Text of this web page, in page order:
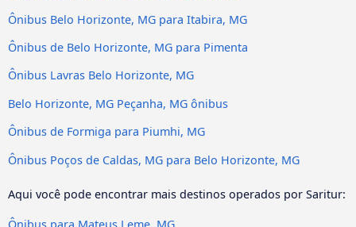
Ônibus Belo Horizonte, MG para Itabira, MG
Ônibus de Belo Horizonte, MG para Pimenta
Ônibus Lavras Belo Horizonte, MG
Belo Horizonte, MG Peçanha, MG ônibus
Ônibus de Formiga para Piumhi, MG
Ônibus Poços de Caldas, MG para Belo Horizonte, MG
Aqui você pode encontrar mais destinos operados por Saritur: